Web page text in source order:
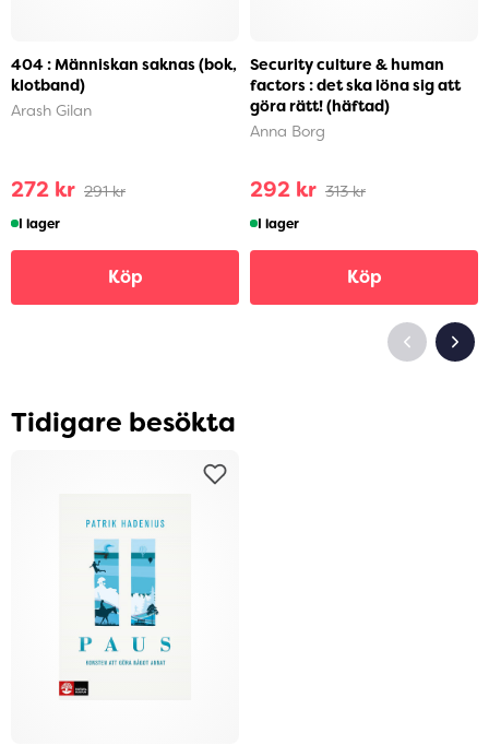
404 : Människan saknas (bok,
klotband)
Arash Gilan
272 kr 291 kr
I lager
Köp
Security culture & human
factors : det ska löna sig att
göra rätt! (häftad)
Anna Borg
292 kr 313 kr
I lager
Köp
Tidigare besökta